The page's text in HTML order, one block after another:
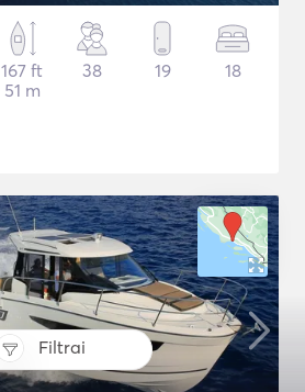
Filtrai
167 ft
51 m
38 19 18